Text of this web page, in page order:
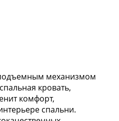
механизмом
кровать,
комфорт,
спальни.